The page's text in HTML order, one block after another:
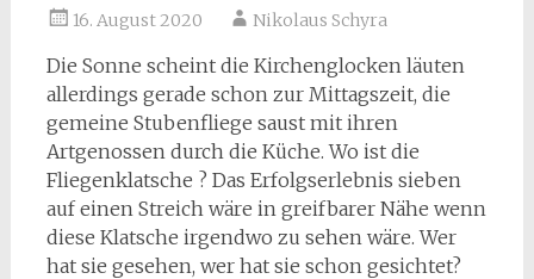
16. August 2020 Nikolaus Schyra
Die Sonne scheint die Kirchenglocken läuten
allerdings gerade schon zur Mittagszeit, die
gemeine Stubenfliege saust mit ihren
Artgenossen durch die Küche. Wo ist die
Fliegenklatsche ? Das Erfolgserlebnis sieben
auf einen Streich wäre in greifbarer Nähe wenn
diese Klatsche irgendwo zu sehen wäre. Wer
hat sie gesehen, wer hat sie schon gesichtet?